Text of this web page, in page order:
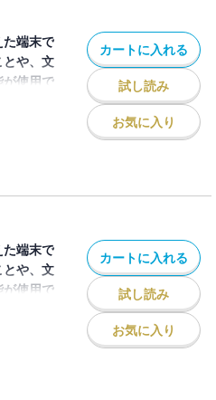
端末で
とや、文
が使用で
おこめた
カートに入れる
試し読み
お気に入り
端末で
とや、文
が使用で
カートに入れる
試し読み
お気に入り